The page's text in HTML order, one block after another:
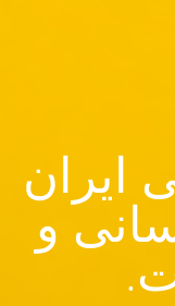
ایران
و